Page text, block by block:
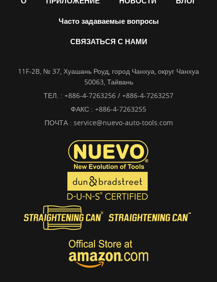
Часто задаваемые вопросы
СВЯЗАТЬСЯ С НАМИ
11F-2B, № 37, Хуашань Роуд, город Чанхуа, округ Чанхуа
50063, Тайвань
ТЕЛ. : +886-4-7263256 / +886-4-7263257
ФАКС : +886-4-7263255
ПОЧТА : service@nuevo-auto-tools.com